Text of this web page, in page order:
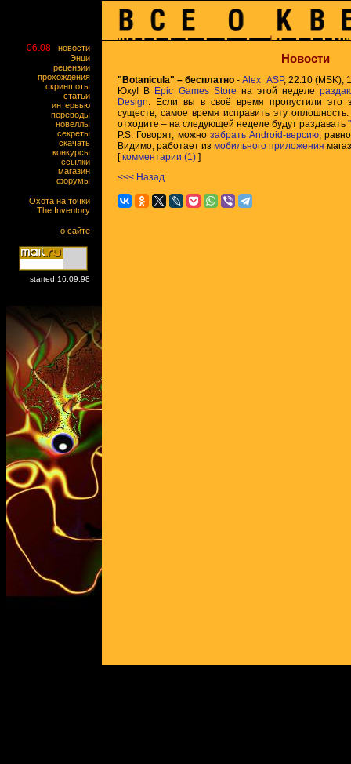
06.08
новости
Энци
рецензии
прохождения
скриншоты
статьи
интервью
переводы
новеллы
секреты
скачать
конкурсы
ссылки
магазин
форумы
Охота на точки
The Inventory
о сайте
started 16.09.98
Новости
"Botanicula" – бесплатно - Alex_ASP, 22:10 (MSK),
Юху! В Epic Games Store на этой неделе
Design. Если вы в своё время пропустили это
существ, самое время исправить эту
отходите – на следующей неделе будут раздавать
P.S. Говорят, можно забрать Android-версию,
Видимо, работает из мобильного приложения
[комментарии (1) ]
<<< Назад